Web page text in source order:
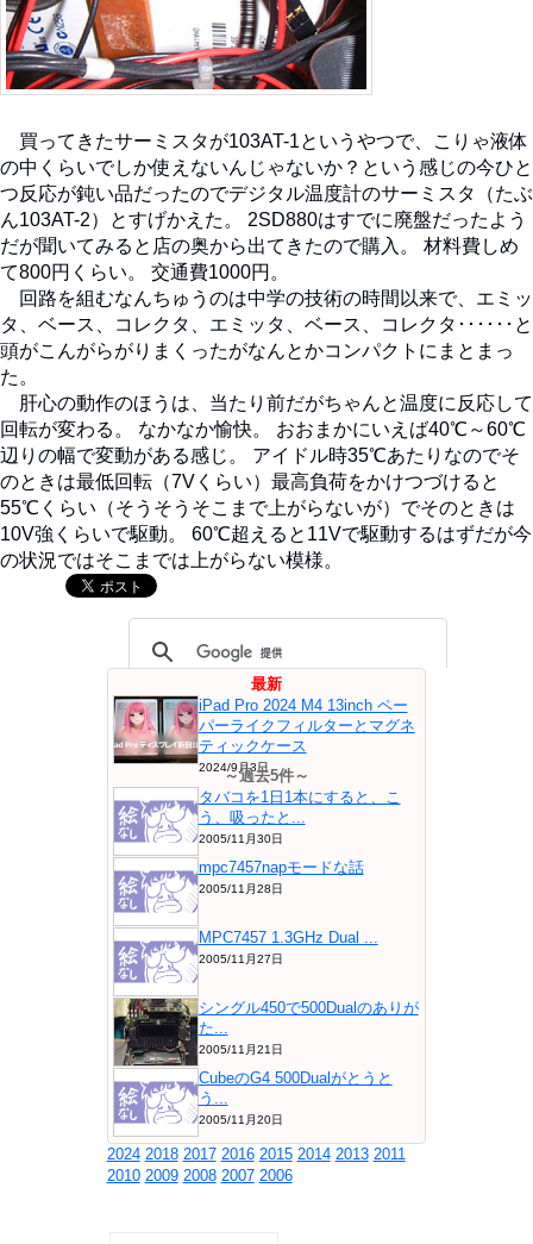
買ってきたサーミスタが103AT-1というやつで、こりゃ液体
の中くらいでしか使えないんじゃないか？という感じの今ひと
つ反応が鈍い品だったのでデジタル温度計のサーミスタ（たぶ
ん103AT-2）とすげかえた。 2SD880はすでに廃盤だったよう
だが聞いてみると店の奥から出てきたので購入。 材料費しめ
て800円くらい。 交通費1000円。
回路を組むなんちゅうのは中学の技術の時間以来で、エミッ
タ、ベース、コレクタ、エミッタ、ベース、コレクタ･･････と
頭がこんがらがりまくったがなんとかコンパクトにまとまっ
た。
肝心の動作のほうは、当たり前だがちゃんと温度に反応して
回転が変わる。 なかなか愉快。 おおまかにいえば40℃～60℃
辺りの幅で変動がある感じ。 アイドル時35℃あたりなのでそ
のときは最低回転（7Vくらい）最高負荷をかけつづけると
55℃くらい（そうそうそこまで上がらないが）でそのときは
10V強くらいで駆動。 60℃超えると11Vで駆動するはずだが今
の状況ではそこまでは上がらない模様。
最新
iPad Pro 2024 M4 13inch ペー
パーライクフィルターとマグネ
ティックケース
2024/9月3日
～過去5件～
タバコを1日1本にすると、こ
う、吸ったと...
2005/11月30日
mpc7457napモードな話
2005/11月28日
MPC7457 1.3GHz Dual ...
2005/11月27日
シングル450で500Dualのありが
た...
2005/11月21日
CubeのG4 500Dualがとうと
う...
2005/11月20日
2024 2018 2017 2016 2015 2014 2013 2011
2010 2009 2008 2007 2006